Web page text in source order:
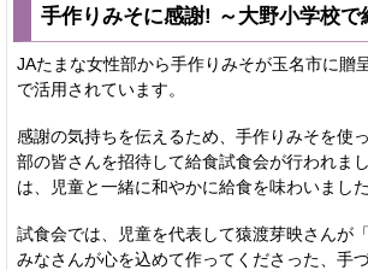
手作りみそに感謝! ～大野小学校で
JAたまな女性部から手作りみそが玉名市に贈
で活用されています。
感謝の気持ちを伝えるため、手作りみそを使
部の皆さんを招待して給食試食会が行われま
は、児童と一緒に和やかに給食を味わいました
試食会では、児童を代表して猿渡芽映さんが
みなさんが心を込めて作ってくださった、手